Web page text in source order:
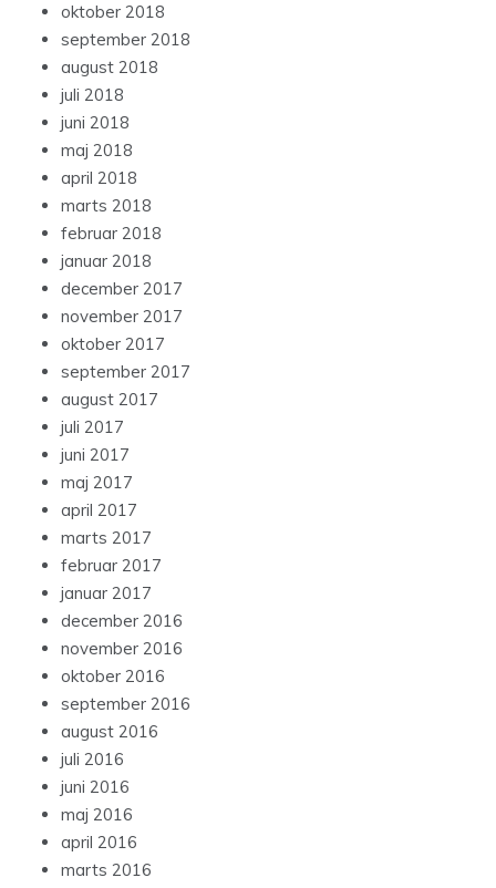
oktober 2018
september 2018
august 2018
juli 2018
juni 2018
maj 2018
april 2018
marts 2018
februar 2018
januar 2018
december 2017
november 2017
oktober 2017
september 2017
august 2017
juli 2017
juni 2017
maj 2017
april 2017
marts 2017
februar 2017
januar 2017
december 2016
november 2016
oktober 2016
september 2016
august 2016
juli 2016
juni 2016
maj 2016
april 2016
marts 2016